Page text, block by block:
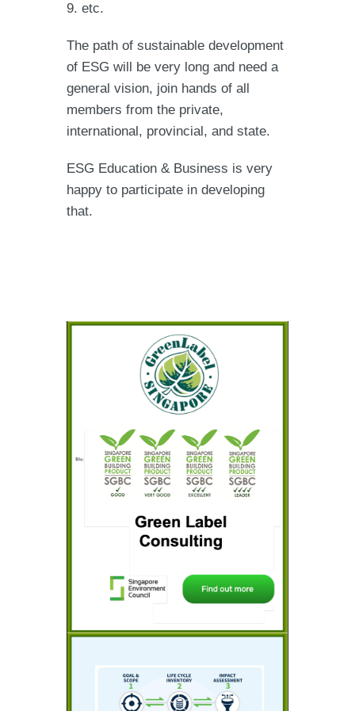
9. etc.
The path of sustainable development
of ESG will be very long and need a
general vision, join hands of all
members from the private,
international, provincial, and state.
ESG Education & Business is very
happy to participate in developing
that.